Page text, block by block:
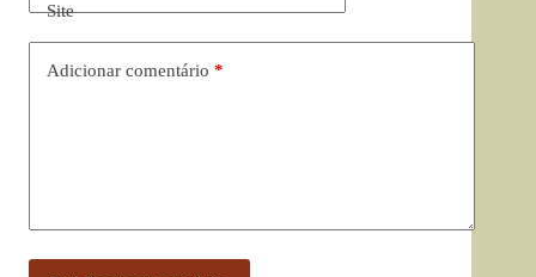
Site
Adicionar comentário *